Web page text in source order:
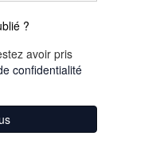
?
avoir pris
confidentialité